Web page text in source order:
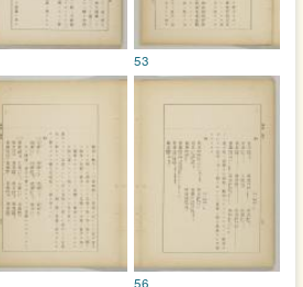
53
56